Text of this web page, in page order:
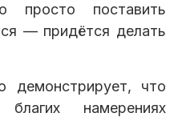
просто поставить
— придётся делать
демонстрирует, что
намерениях